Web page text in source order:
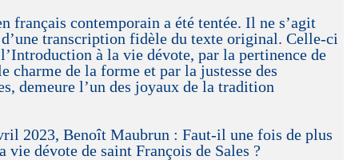
français contemporain a été tentée. Il ne s’agit
d’une transcription fidèle du texte original. Celle-ci
à la vie dévote, par la pertinence de
charme de la forme et par la justesse des
demeure l’un des joyaux de la tradition
2023, Benoît Maubrun : Faut-il une fois de plus
vie dévote de saint François de Sales ?